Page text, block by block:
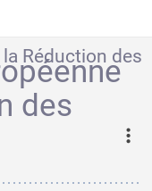
Réduction des
des